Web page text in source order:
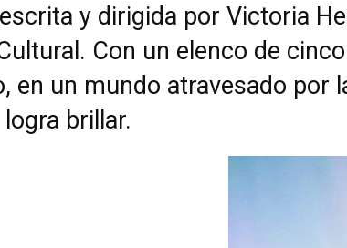
y dirigida por Victoria
Con un elenco de
en un mundo atravesado por
brillar.